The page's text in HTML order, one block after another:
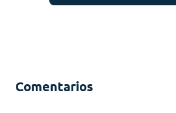
Comentarios